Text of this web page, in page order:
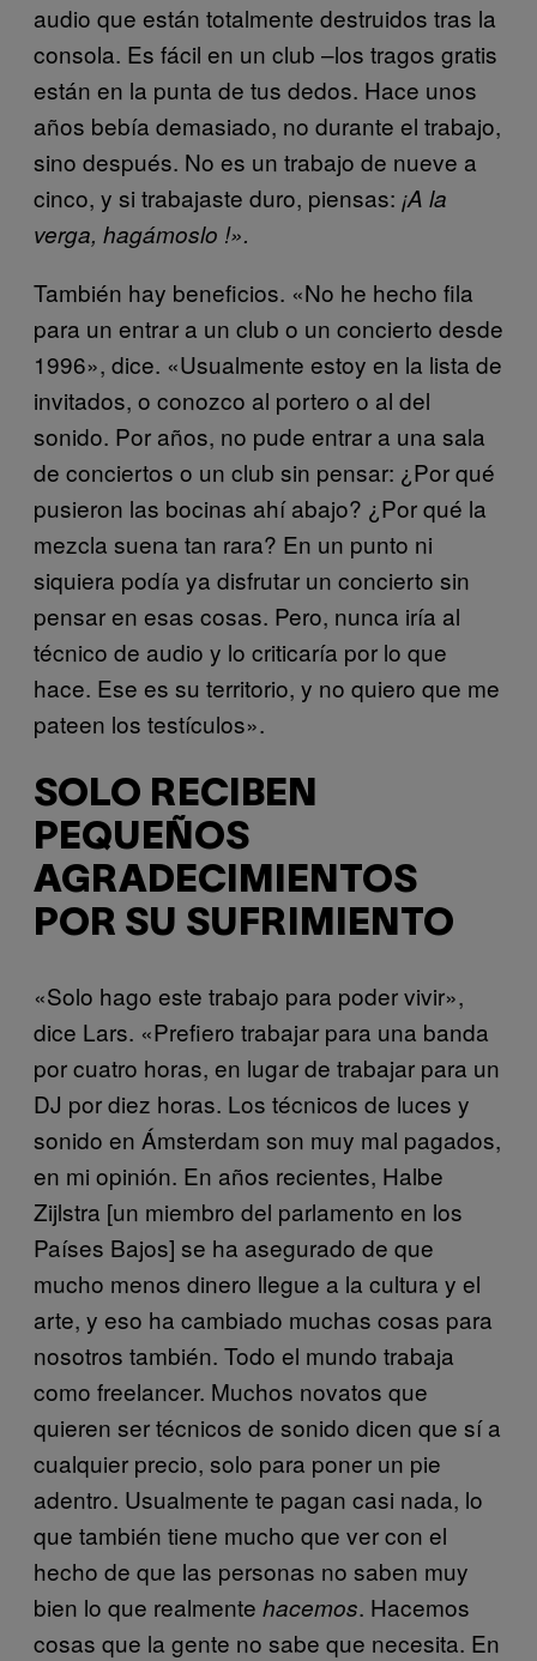
audio que están totalmente destruidos tras la
consola. Es fácil en un club –los tragos gratis
están en la punta de tus dedos. Hace unos
años bebía demasiado, no durante el trabajo,
sino después. No es un trabajo de nueve a
cinco, y si trabajaste duro, piensas: ¡A la
verga, hagámoslo !».
También hay beneficios. «No he hecho fila
para un entrar a un club o un concierto desde
1996», dice. «Usualmente estoy en la lista de
invitados, o conozco al portero o al del
sonido. Por años, no pude entrar a una sala
de conciertos o un club sin pensar: ¿Por qué
pusieron las bocinas ahí abajo? ¿Por qué la
mezcla suena tan rara? En un punto ni
siquiera podía ya disfrutar un concierto sin
pensar en esas cosas. Pero, nunca iría al
técnico de audio y lo criticaría por lo que
hace. Ese es su territorio, y no quiero que me
pateen los testículos».
SOLO RECIBEN
PEQUEÑOS
AGRADECIMIENTOS
POR SU SUFRIMIENTO
«Solo hago este trabajo para poder vivir»,
dice Lars. «Prefiero trabajar para una banda
por cuatro horas, en lugar de trabajar para un
DJ por diez horas. Los técnicos de luces y
sonido en Ámsterdam son muy mal pagados,
en mi opinión. En años recientes, Halbe
Zijlstra [un miembro del parlamento en los
Países Bajos] se ha asegurado de que
mucho menos dinero llegue a la cultura y el
arte, y eso ha cambiado muchas cosas para
nosotros también. Todo el mundo trabaja
como freelancer. Muchos novatos que
quieren ser técnicos de sonido dicen que sí a
cualquier precio, solo para poner un pie
adentro. Usualmente te pagan casi nada, lo
que también tiene mucho que ver con el
hecho de que las personas no saben muy
bien lo que realmente hacemos. Hacemos
cosas que la gente no sabe que necesita. En